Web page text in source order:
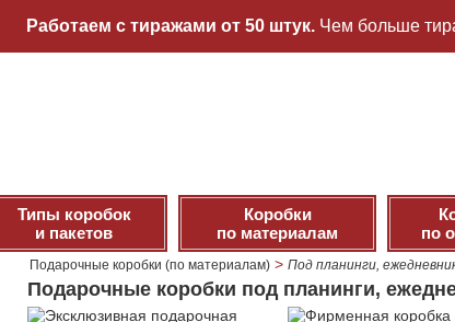
Работаем с тиражами от 50 штук. Чем больше
Типы коробок
и пакетов
Коробки
по материалам
по
Подарочные коробки (по материалам) > Под планинги,
Подарочные коробки под планинги,